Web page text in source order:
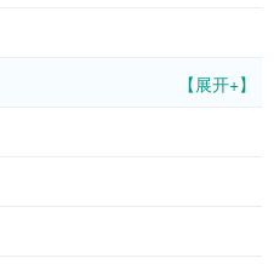
【展开+】